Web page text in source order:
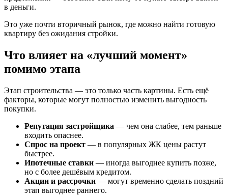
в деньги.
Это уже почти вторичный рынок, где можно найти готовую
квартиру без ожидания стройки.
Что влияет на «лучший момент»
помимо этапа
Этап строительства — это только часть картины. Есть ещё
факторы, которые могут полностью изменить выгодность
покупки.
Репутация застройщика — чем она слабее, тем раньше
входить опаснее.
Спрос на проект — в популярных ЖК цены растут
быстрее.
Ипотечные ставки — иногда выгоднее купить позже,
но с более дешёвым кредитом.
Акции и рассрочки — могут временно сделать поздний
этап выгоднее раннего.